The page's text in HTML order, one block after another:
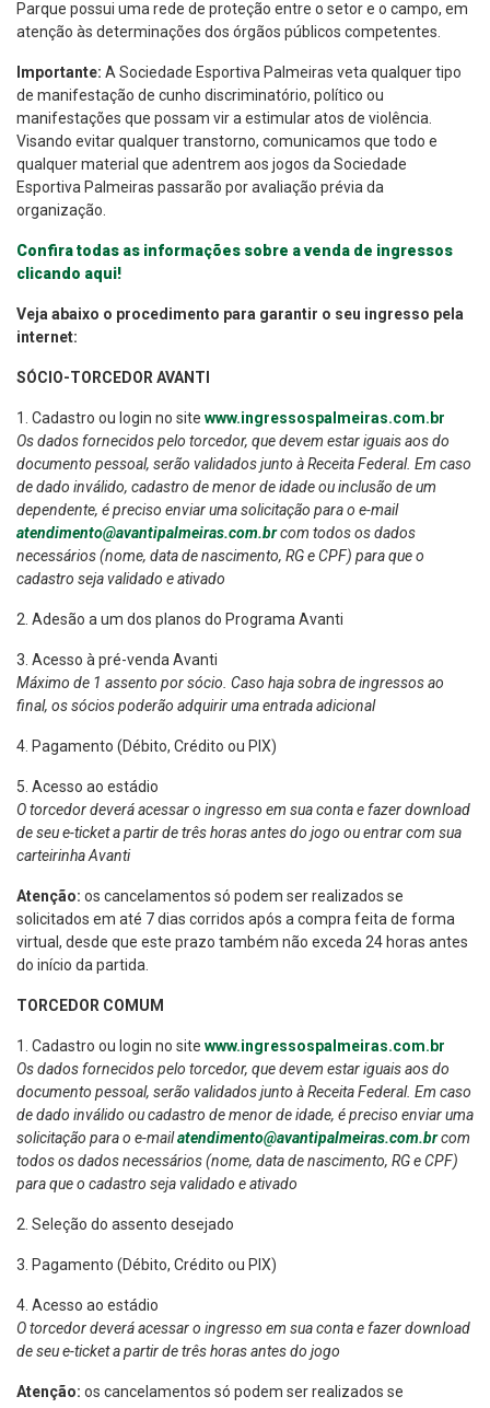
Parque possui uma rede de proteção entre o setor e o campo, em
atenção às determinações dos órgãos públicos competentes.
Importante: A Sociedade Esportiva Palmeiras veta qualquer tipo
de manifestação de cunho discriminatório, político ou
manifestações que possam vir a estimular atos de violência.
Visando evitar qualquer transtorno, comunicamos que todo e
qualquer material que adentrem aos jogos da Sociedade
Esportiva Palmeiras passarão por avaliação prévia da
organização.
Confira todas as informações sobre a venda de ingressos
clicando aqui!
Veja abaixo o procedimento para garantir o seu ingresso pela
internet:
SÓCIO-TORCEDOR AVANTI
1. Cadastro ou login no site www.ingressospalmeiras.com.br
Os dados fornecidos pelo torcedor, que devem estar iguais aos do
documento pessoal, serão validados junto à Receita Federal. Em caso
de dado inválido, cadastro de menor de idade ou inclusão de um
dependente, é preciso enviar uma solicitação para o e-mail
atendimento@avantipalmeiras.com.brcom todos os dados
necessários (nome, data de nascimento, RG e CPF) para que o
cadastro seja validado e ativado
2. Adesão a um dos planos do Programa Avanti
3. Acesso à pré-venda Avanti
Máximo de 1 assento por sócio. Caso haja sobra de ingressos ao
final, os sócios poderão adquirir uma entrada adicional
4. Pagamento (Débito, Crédito ou PIX)
5. Acesso ao estádio
O torcedor deverá acessar o ingresso em sua conta e fazer download
de seu e-ticket a partir de três horas antes do jogo ou entrar com sua
carteirinha Avanti
Atenção: os cancelamentos só podem ser realizados se
solicitados em até 7 dias corridos após a compra feita de forma
virtual, desde que este prazo também não exceda 24 horas antes
do início da partida.
TORCEDOR COMUM
1. Cadastro ou login no site www.ingressospalmeiras.com.br
Os dados fornecidos pelo torcedor, que devem estar iguais aos do
documento pessoal, serão validados junto à Receita Federal. Em caso
de dado inválido ou cadastro de menor de idade, é preciso enviar uma
solicitação para o e-mailatendimento@avantipalmeiras.com.brcom
todos os dados necessários (nome, data de nascimento, RG e CPF)
para que o cadastro seja validado e ativado
2. Seleção do assento desejado
3. Pagamento (Débito, Crédito ou PIX)
4. Acesso ao estádio
O torcedor deverá acessar o ingresso em sua conta e fazer download
de seu e-ticket a partir de três horas antes do jogo
Atenção: os cancelamentos só podem ser realizados se